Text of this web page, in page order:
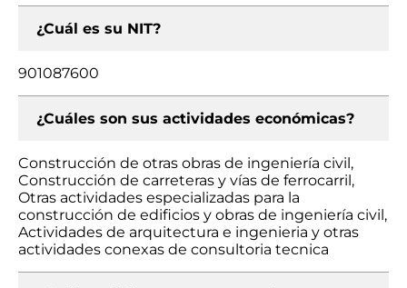
¿Cuál es su NIT?
901087600
¿Cuáles son sus actividades económicas?
Construcción de otras obras de ingeniería civil,
Construcción de carreteras y vías de ferrocarril,
Otras actividades especializadas para la
construcción de edificios y obras de ingeniería civil,
Actividades de arquitectura e ingenieria y otras
actividades conexas de consultoria tecnica